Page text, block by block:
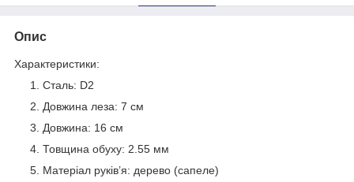
Опис
Характеристики:
Сталь: D2
Довжина леза: 7 см
Довжина: 16 см
Товщина обуху: 2.55 мм
Матеріал руків’я: дерево (сапеле)